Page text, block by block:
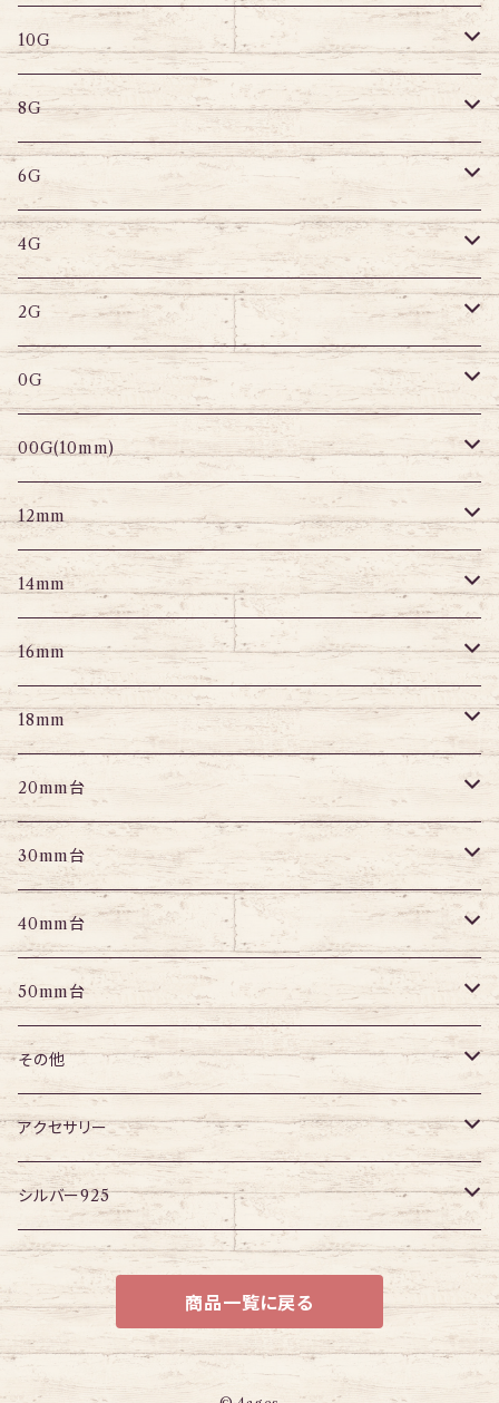
8G
6G
バナナバーベル
鼻ピアス
デザインバーベル
ラブレット
バナナバーベル
へそピアス
サーキュラー
スパイラル
変形ピアス
セグメントリング
ニップルピアス
スクランパー
フェイクプラグ
パーツ
ストレートバーベル
デザインバーベル
ラブレット
バナナバーベル
へそピアス
サーキュラー
スパイラル
セグメント
変形ピアス
ニップルピアス
パーツ
キャプティブリング
ストレートバーベル
ラブレット
バナナバーベル
セグメントリング
サーキュラーバーベル
パーツ
10G
キャプティブリング
ストレートバーベル
ラブレット
バナナバーベル
セグメントリング
プラグ
パーツ
8G
キャプティブリング
ストレートバーベル
ラブレット
セグメントリング
プラグ
トンネル
アイレット
エキスパンダー
パーツ
6G
キャプティブリング
ストレートバーベル
トンネル
プラグ
アイレット
エキスパンダー
パーツ
4G
キャプティブリング
ストレートバーベル
サーキュラー
トンネル
プラグ
アイレット
エキスパンダー
パーツ
2G
トンネル
プラグ
アイレット
エキスパンダー
パーツ
0G
トンネル
プラグ
アイレット
エキスパンダー
パーツ
00G(10mm)
トンネル
プラグ
アイレット
エキスパンダー
パーツ
12mm
トンネル
プラグ
アイレット
エキスパンダー
パーツ
14mm
トンネル
プラグ
アイレット
エキスパンダー
パーツ
16mm
トンネル
プラグ
アイレット
パーツ
18mm
トンネル
プラグ
アイレット
パーツ
チューブ
20mm台
トンネル
プラグ
アイレット
パーツ
30mm台
トンネル
プラグ
アイレット
パーツ
40mm台
トンネル
プラグ
アイレット
50mm台
トンネル
プラグ
アイレット
その他
ボディピアス・ピアス以外
アクセサリー
ネックレス
ブレスレット
シルバー925
チェーン
商品一覧に戻る